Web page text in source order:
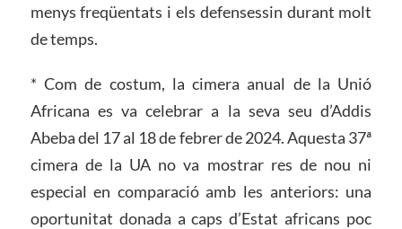
menys freqüentats i els defensessin durant molt
de temps.
* Com de costum, la cimera anual de la Unió
Africana es va celebrar a la seva seu d’Addis
Abeba del 17 al 18 de febrer de 2024. Aquesta 37ª
cimera de la UA no va mostrar res de nou ni
especial en comparació amb les anteriors: una
oportunitat donada a caps d’Estat africans poc